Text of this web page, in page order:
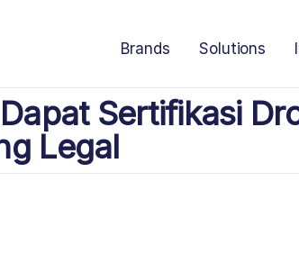
Brands Solutions
Sertifikasi
Legal